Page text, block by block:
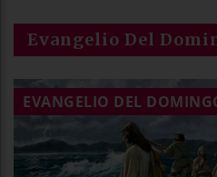
Evangelio Del
EVANGELIO DEL